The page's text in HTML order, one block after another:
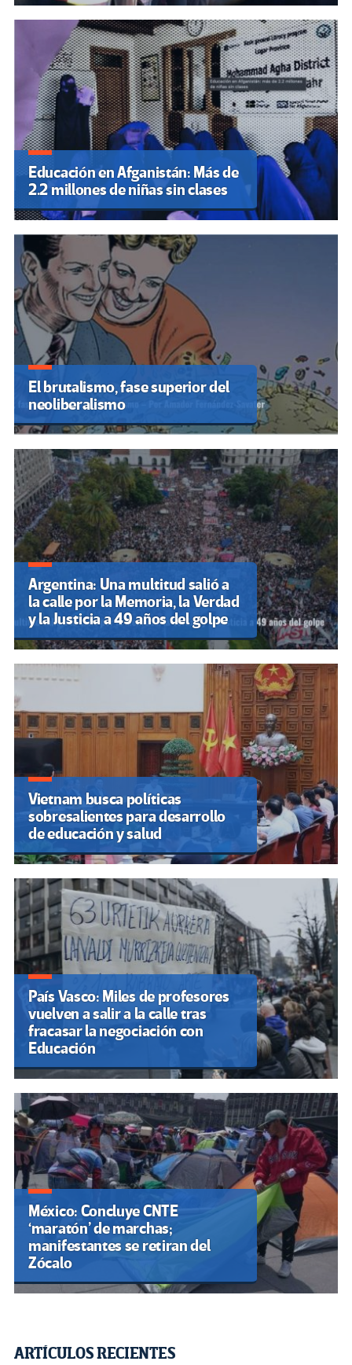
Educación en Afganistán: Más de
2.2 millones de niñas sin clases
El brutalismo, fase superior del
neoliberalismo
Argentina: Una multitud salió a
la calle por la Memoria, la Verdad
y la Justicia a 49 años del golpe
Vietnam busca políticas
sobresalientes para desarrollo
de educación y salud
País Vasco: Miles de profesores
vuelven a salir a la calle tras
fracasar la negociación con
Educación
México: Concluye CNTE
‘maratón’ de marchas;
manifestantes se retiran del
Zócalo
ARTÍCULOS RECIENTES